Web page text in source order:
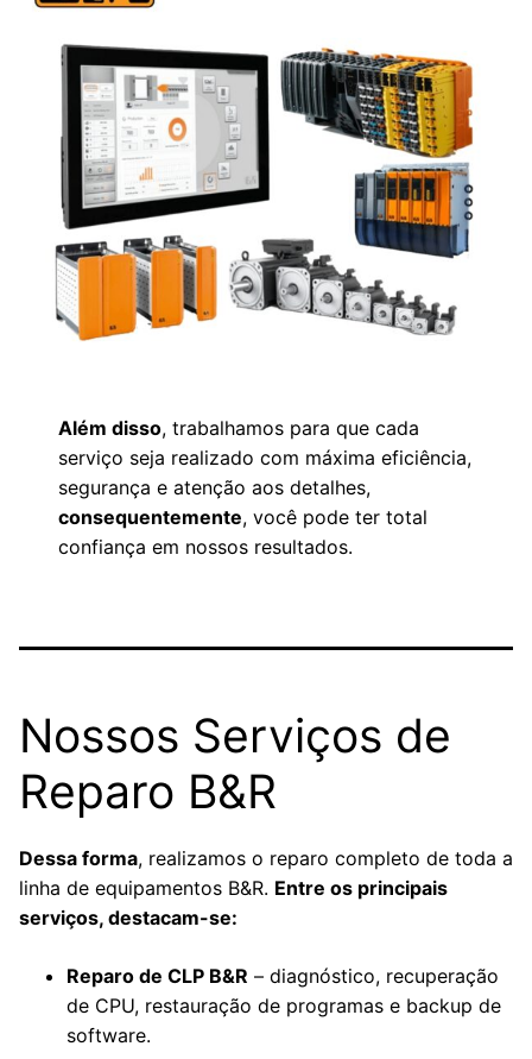
Além disso, trabalhamos para que cada
serviço seja realizado com máxima eficiência,
segurança e atenção aos detalhes,
consequentemente, você pode ter total
confiança em nossos resultados.
Nossos Serviços de
Reparo B&R
Dessa forma, realizamos o reparo completo de toda a
linha de equipamentos B&R. Entre os principais
serviços, destacam-se:
Reparo de CLP B&R – diagnóstico, recuperação
de CPU, restauração de programas e backup de
software.